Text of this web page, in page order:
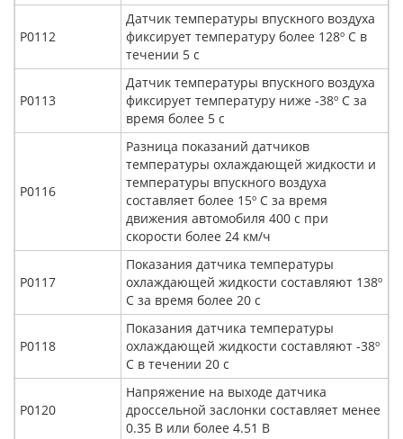
Р0112
Датчик температуры впускного воздуха
фиксирует температуру более 128º С в
течении 5 с
Р0113
Датчик температуры впускного воздуха
фиксирует температуру ниже -38º С за
время более 5 с
Р0116
Разница показаний датчиков
температуры охлаждающей жидкости и
температуры впускного воздуха
составляет более 15º С за время
движения автомобиля 400 с при
скорости более 24 км/ч
Р0117
Показания датчика температуры
охлаждающей жидкости составляют 138º
С за время более 20 с
Р0118
Показания датчика температуры
охлаждающей жидкости составляют -38º
С в течении 20 с
Р0120
Напряжение на выходе датчика
дроссельной заслонки составляет менее
0.35 В или более 4.51 В